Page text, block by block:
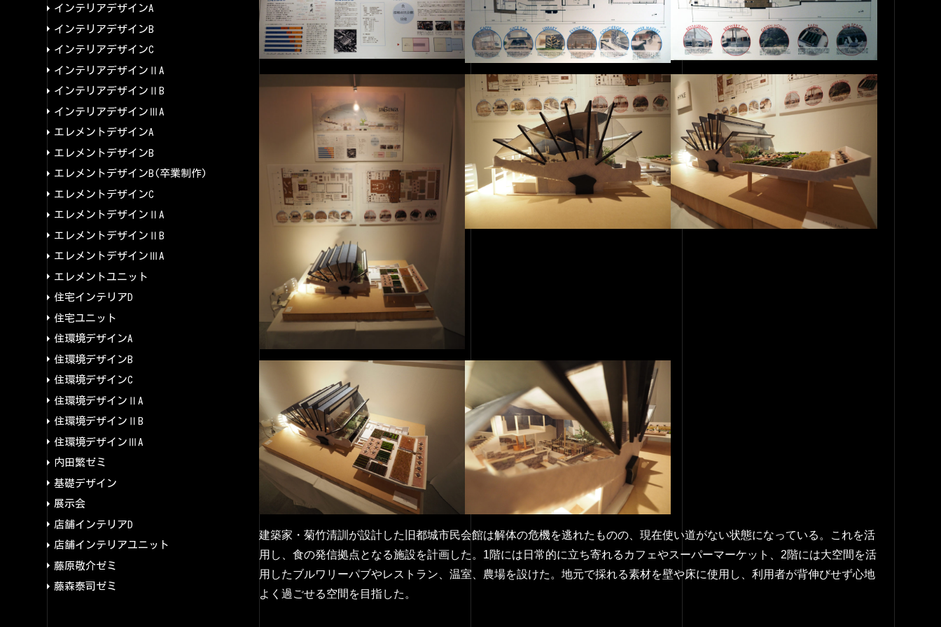
インテリアデザインA
インテリアデザインB
インテリアデザインC
インテリアデザインⅡA
インテリアデザインⅡB
インテリアデザインⅢA
エレメントデザインA
エレメントデザインB
エレメントデザインB(卒業制作)
エレメントデザインC
エレメントデザインⅡA
エレメントデザインⅡB
エレメントデザインⅢA
エレメントユニット
住宅インテリアD
住宅ユニット
住環境デザインA
住環境デザインB
住環境デザインC
住環境デザインⅡA
住環境デザインⅡB
住環境デザインⅢA
内田繁ゼミ
基礎デザイン
展示会
店舗インテリアD
店舗インテリアユニット
藤原敬介ゼミ
藤森泰司ゼミ
建築家・菊竹清訓が設計した旧都城市民会館は解体の危機を逃れたものの、現在使い道がない状態になっている。これを活
用し、食の発信拠点となる施設を計画した。1階には日常的に立ち寄れるカフェやスーパーマーケット、2階には大空間を活
用したブルワリーパブやレストラン、温室、農場を設けた。地元で採れる素材を壁や床に使用し、利用者が背伸びせず心地
よく過ごせる空間を目指した。